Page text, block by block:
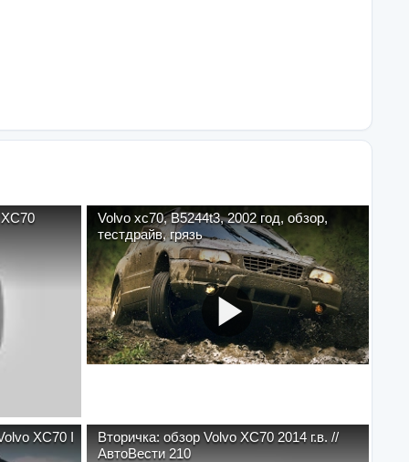
Volvo xc70, B5244t3, 2002 год, обзор,
тестдрайв, грязь
- Volvo XC70 I
Вторичка: обзор Volvo XC70 2014 г.в. //
АвтоВести 210